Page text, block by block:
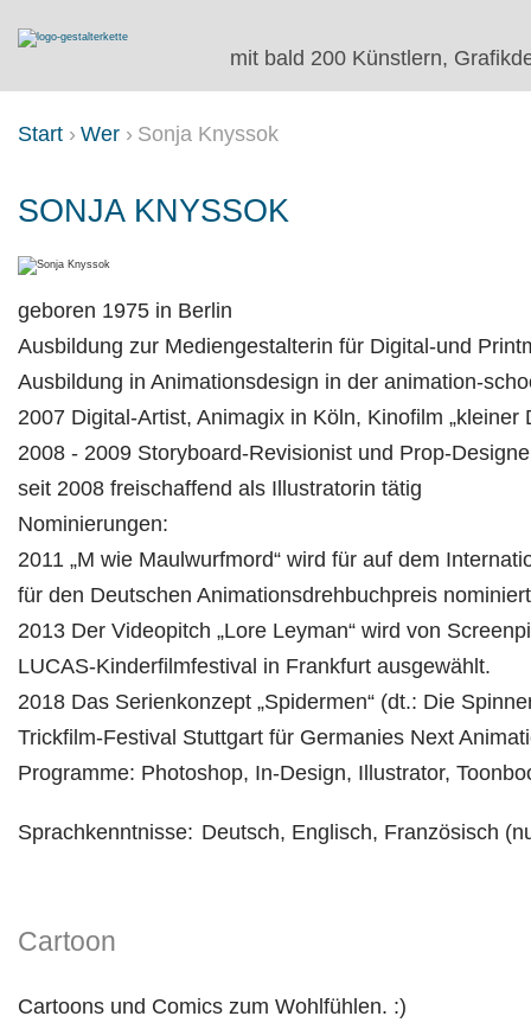
mit bald 200 Künstlern,
Start Wer Sonja Knyssok
SONJA KNYSSOK
geboren 1975 in Berlin
Ausbildung zur Mediengestalterin für Digital-und
Ausbildung in Animationsdesign in der animation-
2007 Digital-Artist, Animagix in Köln, Kinofilm „kleiner
2008 - 2009 Storyboard-Revisionist und Prop-
seit 2008 freischaffend als Illustratorin tätig
Nominierungen:
2011 „M wie Maulwurfmord“ wird für auf dem
für den Deutschen Animationsdrehbuchpreis
2013 Der Videopitch „Lore Leyman“ wird von
LUCAS-Kinderfilmfestival in Frankfurt ausgewählt.
2018 Das Serienkonzept „Spidermen“ (dt.: Die
Trickfilm-Festival Stuttgart für Germanies Next
Programme: Photoshop, In-Design, Illustrator,
Sprachkenntnisse: Deutsch, Englisch, Französisch
Cartoon
Cartoons und Comics zum Wohlfühlen. :)